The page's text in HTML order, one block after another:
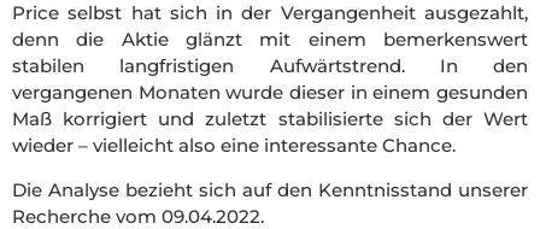
Price selbst hat sich in der Vergangenheit ausgezahlt,
denn die Aktie glänzt mit einem bemerkenswert
stabilen langfristigen Aufwärtstrend. In den
vergangenen Monaten wurde dieser in einem gesunden
Maß korrigiert und zuletzt stabilisierte sich der Wert
wieder – vielleicht also eine interessante Chance.
Die Analyse bezieht sich auf den Kenntnisstand unserer
Recherche vom 09.04.2022.